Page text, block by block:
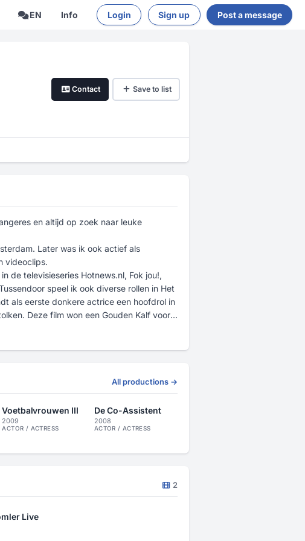
EN Info Login Sign up Post a message
Contact Save to list
en altijd op zoek naar leuke
Later was ik ook actief als
videoclips.
de televisieseries Hotnews.nl, Fok jou!,
speel ik ook diverse rollen in Het
als eerste donkere actrice een hoofdrol in
Deze film won een Gouden Kalf voor
doen voor met name live events. Ook
bij Post Castelijn Casting, gegeven
Management ben ik vloeiend
All productions →
Voetbalvrouwen III
2009
ACTOR / ACTRESS
De Co-Assistent
2008
ACTOR / ACTRESS
2
Live